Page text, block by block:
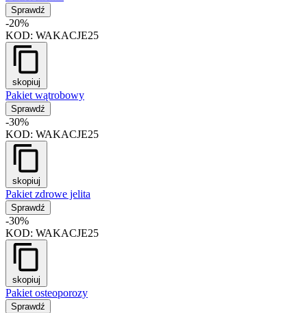
Sprawdź
-20%
KOD: WAKACJE25
skopiuj
Pakiet wątrobowy
Sprawdź
-30%
KOD: WAKACJE25
skopiuj
Pakiet zdrowe jelita
Sprawdź
-30%
KOD: WAKACJE25
skopiuj
Pakiet osteoporozy
Sprawdź